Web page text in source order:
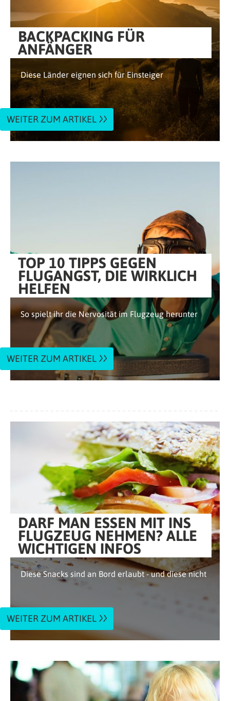
BACKPACKING FÜR
ANFÄNGER
Diese Länder eignen sich für Einsteiger
WEITER ZUM ARTIKEL
TOP 10 TIPPS GEGEN
FLUGANGST, DIE WIRKLICH
HELFEN
So spielt ihr die Nervosität im Flugzeug herunter
WEITER ZUM ARTIKEL
DARF MAN ESSEN MIT INS
FLUGZEUG NEHMEN? ALLE
WICHTIGEN INFOS
Diese Snacks sind an Bord erlaubt - und diese nicht
WEITER ZUM ARTIKEL